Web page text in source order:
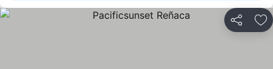
Compartir